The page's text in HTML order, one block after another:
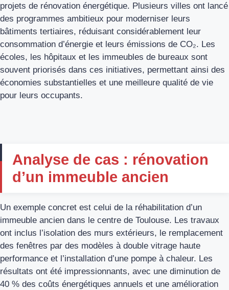
projets de rénovation énergétique. Plusieurs villes ont lancé
des programmes ambitieux pour moderniser leurs
bâtiments tertiaires, réduisant considérablement leur
consommation d’énergie et leurs émissions de CO₂. Les
écoles, les hôpitaux et les immeubles de bureaux sont
souvent priorisés dans ces initiatives, permettant ainsi des
économies substantielles et une meilleure qualité de vie
pour leurs occupants.
Analyse de cas : rénovation
d’un immeuble ancien
Un exemple concret est celui de la réhabilitation d’un
immeuble ancien dans le centre de Toulouse. Les travaux
ont inclus l’isolation des murs extérieurs, le remplacement
des fenêtres par des modèles à double vitrage haute
performance et l’installation d’une pompe à chaleur. Les
résultats ont été impressionnants, avec une diminution de
40 % des coûts énergétiques annuels et une amélioration